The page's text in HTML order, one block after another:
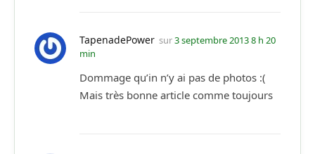
TapenadePower sur3 septembre 2013 8 h 20
min
Dommage qu’in n’y ai pas de photos :(
Mais très bonne article comme toujours